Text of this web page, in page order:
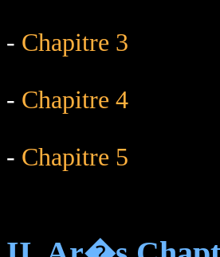
- Chapitre 3
- Chapitre 4
- Chapitre 5